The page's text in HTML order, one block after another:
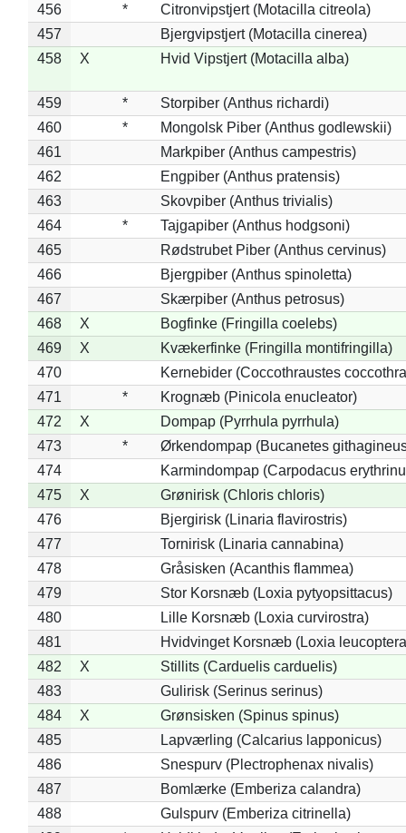
456
*
Citronvipstjert (Motacilla citreola)
457
Bjergvipstjert (Motacilla cinerea)
458
X Hvid Vipstjert (Motacilla alba)
459 *
Storpiber (Anthus richardi)
460
*
Mongolsk Piber (Anthus godlewskii)
461
Markpiber (Anthus campestris)
462
Engpiber (Anthus pratensis)
463
Skovpiber (Anthus trivialis)
464
*
Tajgapiber (Anthus hodgsoni)
465
Rødstrubet Piber (Anthus cervinus)
466
Bjergpiber (Anthus spinoletta)
467
Skærpiber (Anthus petrosus)
468
X
Bogfinke (Fringilla coelebs)
469
X
Kvækerfinke (Fringilla montifringilla)
470
Kernebider (Coccothraustes
471
*
Krognæb (Pinicola enucleator)
472
X
Dompap (Pyrrhula pyrrhula)
473
*
Ørkendompap (Bucanetes
474
Karmindompap (Carpodacus
475
X
Grønirisk (Chloris chloris)
476
Bjergirisk (Linaria flavirostris)
477
Tornirisk (Linaria cannabina)
478
Gråsisken (Acanthis flammea)
479
Stor Korsnæb (Loxia pytyopsittacus)
480
Lille Korsnæb (Loxia curvirostra)
481
Hvidvinget Korsnæb (Loxia
482
X
Stillits (Carduelis carduelis)
483
Gulirisk (Serinus serinus)
484
X
Grønsisken (Spinus spinus)
485
Lapværling (Calcarius lapponicus)
486
Snespurv (Plectrophenax nivalis)
487
Bomlærke (Emberiza calandra)
488
Gulspurv (Emberiza citrinella)